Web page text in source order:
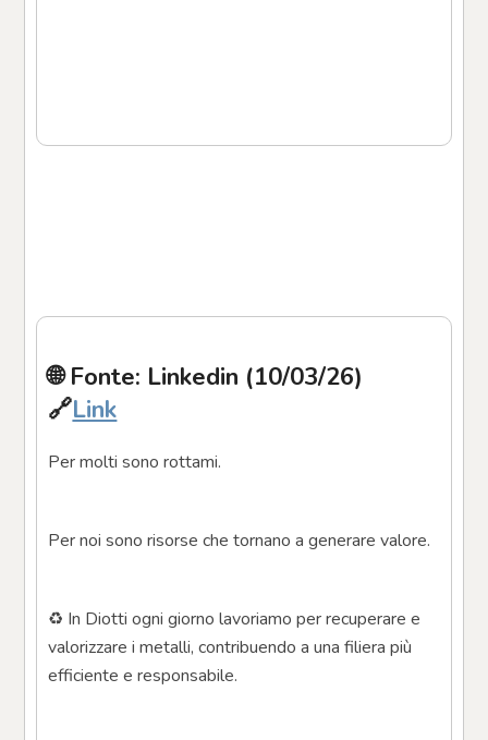
🌐 Fonte: Linkedin (10/03/26)
🔗Link
Per molti sono rottami.
Per noi sono risorse che tornano a generare valore.
♻️ In Diotti ogni giorno lavoriamo per recuperare e
valorizzare i metalli, contribuendo a una filiera più
efficiente e responsabile.